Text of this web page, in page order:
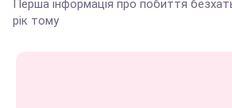
Перша інформація про побиття
рік тому